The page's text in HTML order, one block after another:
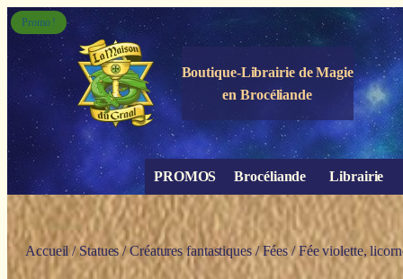
Panneau de gestion des cookies
Boutique-Librairie deMagie
en Brocéliande
PROMOS Brocéliande Librairie
Accueil /Statues/Créatures fantastiques/Fées/ Fée violette,
Promo !